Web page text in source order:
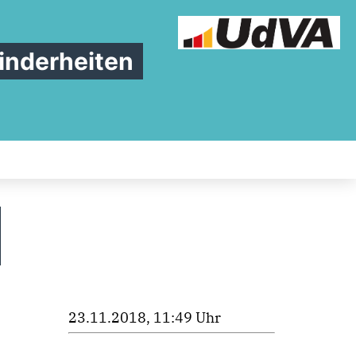
23.11.2018, 11:49 Uhr